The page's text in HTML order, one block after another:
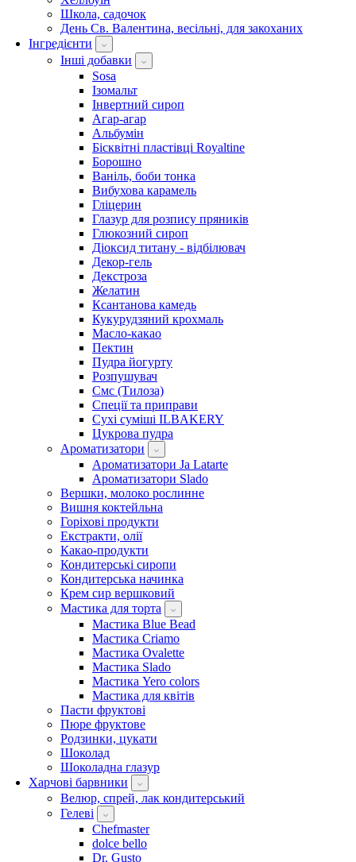
Школа, садочок
День Св. Валентина, весільні, для закоханих
Інгредієнти
Інші добавки
Sosa
Ізомальт
Інвертний сироп
Агар-агар
Альбумін
Бісквітні пластівці Royaltine
Борошно
Ваніль, боби тонка
Вибухова карамель
Гліцерин
Глазур для розпису пряників
Глюкозний сироп
Діоксид титану - відбілювач
Декор-гель
Декстроза
Желатин
Ксантанова камедь
Кукурудзяний крохмаль
Масло-какао
Пектин
Пудра йогурту
Розпушувач
Смс (Тилоза)
Спеції та приправи
Сухі суміші ILBAKERY
Цукрова пудра
Ароматизатори
Ароматизатори Ja Latarte
Ароматизатори Slado
Вершки, молоко рослинне
Вишня коктейльна
Горіхові продукти
Екстракти, олії
Какао-продукти
Кондитерські сиропи
Кондитерська начинка
Крем сир вершковий
Мастика для торта
Мастика Blue Bead
Мастика Criamo
Мастика Ovalette
Мастика Slado
Мастика Yero colors
Мастика для квітів
Пасти фруктові
Пюре фруктове
Родзинки, цукати
Шоколад
Шоколадна глазур
Харчові барвники
Велюр, спрей, лак кондитерський
Гелеві
Chefmaster
dolce bello
Dr. Gusto